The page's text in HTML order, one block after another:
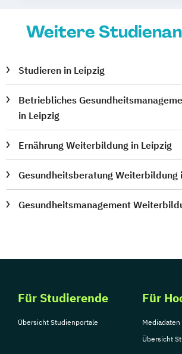
Weitere
Studieren in Leipzig
Betriebliches
in Leipzig
Ernährung Weiterbildung in Leipzig
Gesundheitsberatung Weiterbildung
Gesundheitsmanagement
Für Studierende
Übersicht Studienportale
Für
Mediadaten
Übersicht